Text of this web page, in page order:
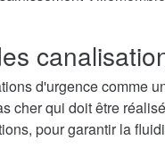
d'urgence comme
cher qui doit être réalisé
pour garantir la